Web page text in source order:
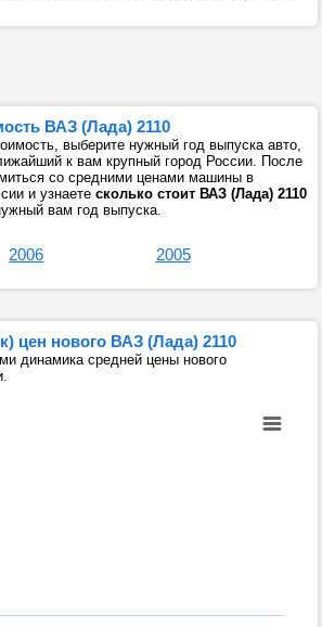
ВАЗ (Лада) 2110
выберите нужный год выпуска авто,
к вам крупный город России. После
со средними ценами машины в
и узнаете сколько стоит ВАЗ (Лада) 2110
вам год выпуска.
2006 2005
цен нового ВАЗ (Лада) 2110
динамика средней цены нового